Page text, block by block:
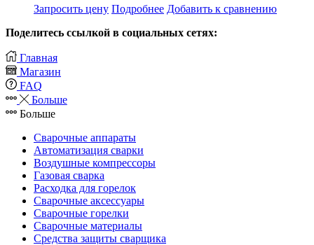
Запросить цену Подробнее Добавить к сравнению
Поделитесь ссылкой в социальных сетях:
Главная
Магазин
FAQ
Больше
Больше
Сварочные аппараты
Автоматизация сварки
Воздушные компрессоры
Газовая сварка
Расходка для горелок
Сварочные аксессуары
Сварочные горелки
Сварочные материалы
Средства защиты сварщика